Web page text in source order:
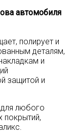
автомобиля
полирует и
деталям,
и
защитой и
любого
покрытий,